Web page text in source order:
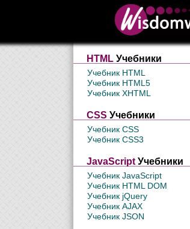
HTML Учебники
Учебник HTML
Учебник HTML5
Учебник XHTML
CSS Учебники
Учебник CSS
Учебник CSS3
JavaScript Учебники
Учебник JavaScript
Учебник HTML DOM
Учебник jQuery
Учебник AJAX
Учебник JSON